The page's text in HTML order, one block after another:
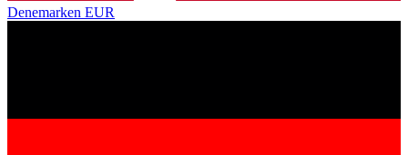
Denemarken EUR